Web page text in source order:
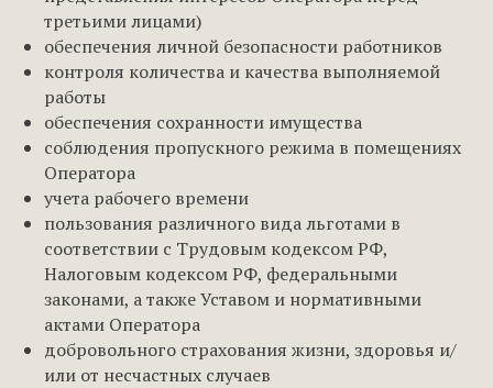
третьими лицами)
обеспечения личной безопасности работников
контроля количества и качества выполняемой
работы
обеспечения сохранности имущества
соблюдения пропускного режима в помещениях
Оператора
учета рабочего времени
пользования различного вида льготами в
соответствии с Трудовым кодексом РФ,
Налоговым кодексом РФ, федеральными
законами, а также Уставом и нормативными
актами Оператора
добровольного страхования жизни, здоровья и/
или от несчастных случаев